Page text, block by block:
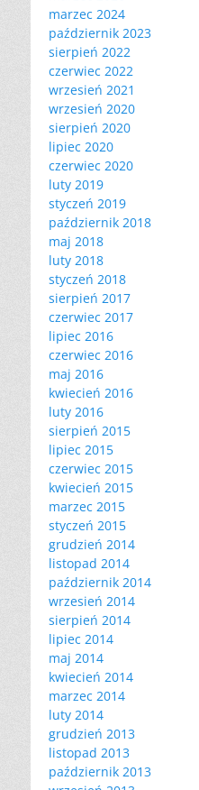
marzec 2024
październik 2023
sierpień 2022
czerwiec 2022
wrzesień 2021
wrzesień 2020
sierpień 2020
lipiec 2020
czerwiec 2020
luty 2019
styczeń 2019
październik 2018
maj 2018
luty 2018
styczeń 2018
sierpień 2017
czerwiec 2017
lipiec 2016
czerwiec 2016
maj 2016
kwiecień 2016
luty 2016
sierpień 2015
lipiec 2015
czerwiec 2015
kwiecień 2015
marzec 2015
styczeń 2015
grudzień 2014
listopad 2014
październik 2014
wrzesień 2014
sierpień 2014
lipiec 2014
maj 2014
kwiecień 2014
marzec 2014
luty 2014
grudzień 2013
listopad 2013
październik 2013